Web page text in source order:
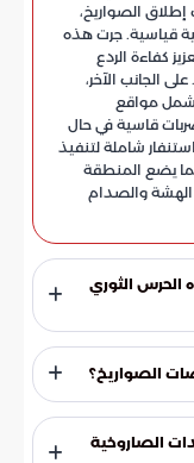
إطلاق الصواريخ،
قياسية. جرت هذه
كفاءة الردع
الجانب الآخر،
مواقع
قاسية في حال
شاملة لتنفيذ
يضع المنطقة
الهشة والصدام
الحرس الثوري
إلى ضمان أن
للعمل في فترات
الصواريخ؟
هذا الوقت لضمان
الجاهزية قبل
الصاروخية